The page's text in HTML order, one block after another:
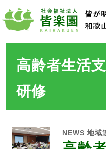
高齢者生活
研修
NEWS 地域